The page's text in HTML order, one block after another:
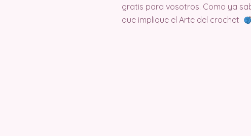
gratis para vosotros. Como ya
que implique el Arte del crochet